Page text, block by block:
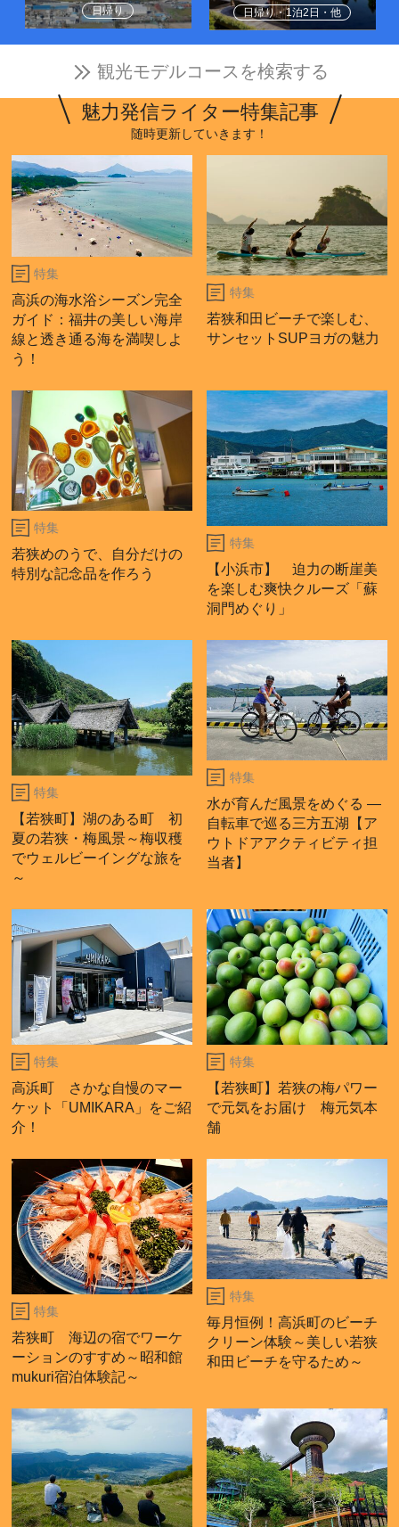
日帰り 日帰り・1泊2日・他
観光モデルコースを検索する
魅力発信ライター特集記事
随時更新していきます！
特集
高浜の海水浴シーズン完全
ガイド：福井の美しい海岸
線と透き通る海を満喫しよ
う！
特集
若狭和田ビーチで楽しむ、
サンセットSUPヨガの魅力
特集
若狭めのうで、自分だけの
特別な記念品を作ろう
特集
【小浜市】 迫力の断崖美
を楽しむ爽快クルーズ「蘇
洞門めぐり」
特集
【若狭町】湖のある町 初
夏の若狭・梅風景～梅収穫
でウェルビーイングな旅を
～
特集
水が育んだ風景をめぐる ―
自転車で巡る三方五湖【ア
ウトドアアクティビティ担
当者】
特集
高浜町 さかな自慢のマー
ケット「UMIKARA」をご紹
介！
特集
【若狭町】若狭の梅パワー
で元気をお届け 梅元気本
舗
特集
若狭町 海辺の宿でワーケ
ーションのすすめ～昭和館
mukuri宿泊体験記～
特集
毎月恒例！高浜町のビーチ
クリーン体験～美しい若狭
和田ビーチを守るため～